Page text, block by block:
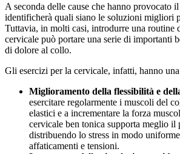
A seconda delle cause che hanno provocato
identificherà quali siano le soluzioni migliori
Tuttavia, in molti casi, introdurre una routine
cervicale può portare una serie di importanti
di dolore al collo.
Gli esercizi per la cervicale, infatti, hanno
Miglioramento della flessibilità e
esercitare regolarmente i muscoli del
elastici e a incrementare la forza
cervicale ben tonica supporta meglio il
distribuendo lo stress in modo
affaticamenti e tensioni.